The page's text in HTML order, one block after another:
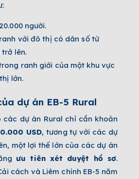
người.
với đô thị có dân số từ
trở lên.
ranh giới của một khu vực
lớn.
dự án EB-5 Rural
các dự án Rural chỉ cần khoản
USD, tương tự với các dự
một lợi thế lớn của các dự án
ưu tiên xét duyệt hồ sơ.
cách và Liêm chính EB-5 năm